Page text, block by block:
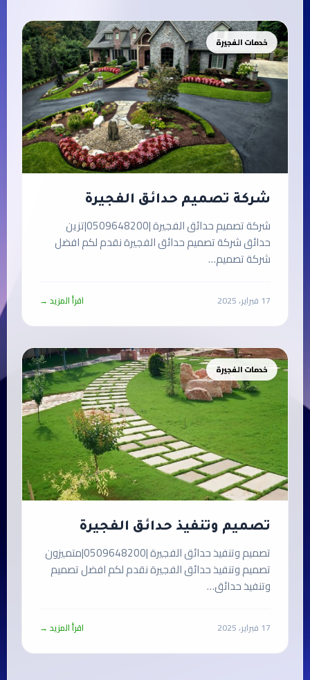
خدمات الفجيرة
شركة تصميم حدائق الفجيرة
شركة تصميم حدائق الفجيرة |0509648200|تزين
حدائق شركة تصميم حدائق الفجيرة نقدم لكم افضل
شركة تصميم…
17 فبراير، 2025 اقرأ المزيد →
خدمات الفجيرة
تصميم وتنفيذ حدائق الفجيرة
تصميم وتنفيذ حدائق الفجيرة |0509648200|متميزون
تصميم وتنفيذ حدائق الفجيرة نقدم لكم افضل تصميم
وتنفيذ حدائق…
17 فبراير، 2025 اقرأ المزيد →